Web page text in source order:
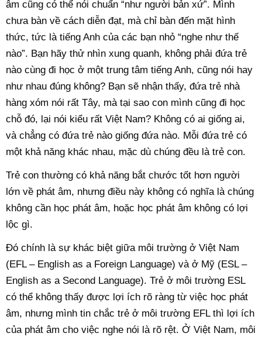
âm cũng có thể nói chuẩn “như người bản xứ”. Mình
chưa bàn về cách diễn đạt, mà chỉ bàn đến mặt hình
thức, tức là tiếng Anh của các bạn nhỏ “nghe như thế
nào”. Bạn hãy thử nhìn xung quanh, không phải đứa trẻ
nào cùng đi học ở một trung tâm tiếng Anh, cũng nói hay
như nhau đúng không? Bạn sẽ nhận thấy, đứa trẻ nhà
hàng xóm nói rất Tây, mà tại sao con mình cũng đi học
chỗ đó, lại nói kiểu rất Việt Nam? Không có ai giống ai,
và chẳng có đứa trẻ nào giống đứa nào. Mỗi đứa trẻ có
một khả năng khác nhau, mặc dù chúng đều là trẻ con.
Trẻ con thường có khả năng bắt chước tốt hơn người
lớn về phát âm, nhưng điều này không có nghĩa là chúng
không cần học phát âm, hoặc học phát âm không có lợi
lộc gì.
Đó chính là sự khác biệt giữa môi trường ở Việt Nam
(EFL – English as a Foreign Language) và ở Mỹ (ESL –
English as a Second Language). Trẻ ở môi trường ESL
có thể không thấy được lợi ích rõ ràng từ việc học phát
âm, nhưng mình tin chắc trẻ ở môi trường EFL thì lợi ích
của phát âm cho việc nghe nói là rõ rệt. Ở Việt Nam, môi